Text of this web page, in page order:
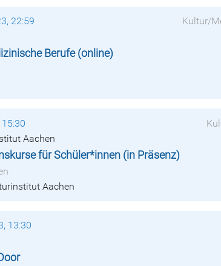
22:59
Kultur/
Berufe (online)
Aachen
für Schüler*innen (in Präsenz)
Aachen
13:30